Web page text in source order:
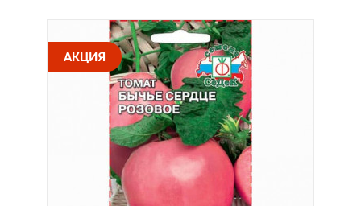
АКЦИЯ